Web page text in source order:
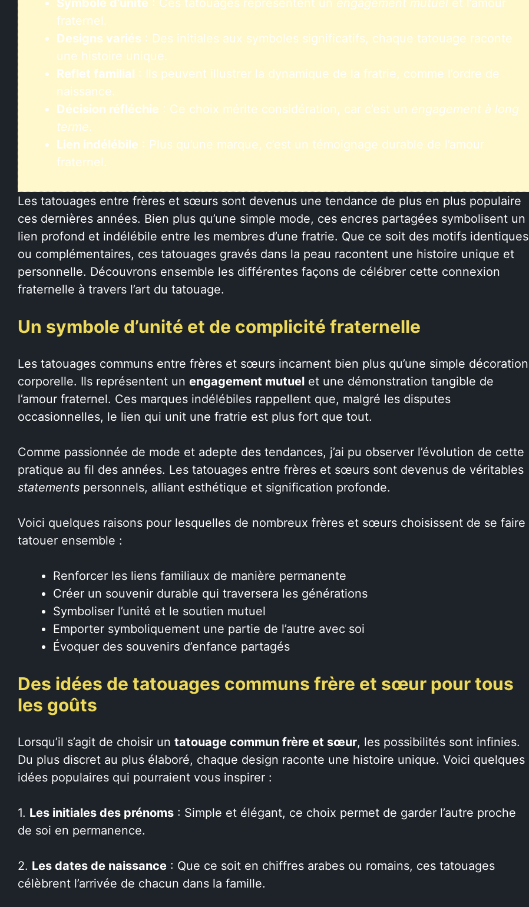
fraternel.
Designs variés : Des initiales aux symboles significatifs, chaque tatouage raconte
une histoire unique.
Reflet familial : Ils peuvent illustrer la dynamique de la fratrie, comme l’ordre de
naissance.
Décision réfléchie : Ce choix mérite considération, car c’est un engagement à long
terme.
Lien indélébile : Plus qu’une marque, c’est un témoignage durable de l’amour
fraternel.
Les tatouages entre frères et sœurs sont devenus une tendance de plus en plus populaire
ces dernières années. Bien plus qu’une simple mode, ces encres partagées symbolisent un
lien profond et indélébile entre les membres d’une fratrie. Que ce soit des motifs identiques
ou complémentaires, ces tatouages gravés dans la peau racontent une histoire unique et
personnelle. Découvrons ensemble les différentes façons de célébrer cette connexion
fraternelle à travers l’art du tatouage.
Un symbole d’unité et de complicité fraternelle
Les tatouages communs entre frères et sœurs incarnent bien plus qu’une simple décoration
corporelle. Ils représentent un engagement mutuel et une démonstration tangible de
l’amour fraternel. Ces marques indélébiles rappellent que, malgré les disputes
occasionnelles, le lien qui unit une fratrie est plus fort que tout.
Comme passionnée de mode et adepte des tendances, j’ai pu observer l’évolution de cette
pratique au fil des années. Les tatouages entre frères et sœurs sont devenus de véritables
statements personnels, alliant esthétique et signification profonde.
Voici quelques raisons pour lesquelles de nombreux frères et sœurs choisissent de se faire
tatouer ensemble :
Renforcer les liens familiaux de manière permanente
Créer un souvenir durable qui traversera les générations
Symboliser l’unité et le soutien mutuel
Emporter symboliquement une partie de l’autre avec soi
Évoquer des souvenirs d’enfance partagés
Des idées de tatouages communs frère et sœur pour tous
les goûts
Lorsqu’il s’agit de choisir un tatouage commun frère et sœur, les possibilités sont infinies.
Du plus discret au plus élaboré, chaque design raconte une histoire unique. Voici quelques
idées populaires qui pourraient vous inspirer :
1. Les initiales des prénoms : Simple et élégant, ce choix permet de garder l’autre proche
de soi en permanence.
2. Les dates de naissance : Que ce soit en chiffres arabes ou romains, ces tatouages
célèbrent l’arrivée de chacun dans la famille.